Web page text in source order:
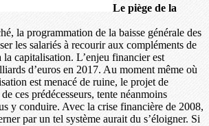
Le piège de la
la programmation de la baisse générale des
les salariés à recourir aux compléments de
la capitalisation. L’enjeu financier est
d’euros en 2017. Au moment même où
est menacé de ruine, le projet de
ces prédécesseurs, tente néanmoins
y conduire. Avec la crise financière de 2008,
par un tel système aurait du s’éloigner. Si